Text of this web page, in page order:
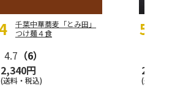
千葉中華蕎麦「とみ田」
つけ麺４食
4.7 （6）
2,340円
(送料・税込)
2,800
(送料・